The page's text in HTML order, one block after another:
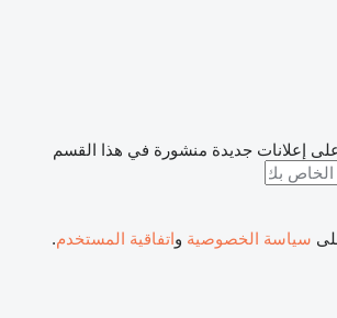
إعلانات جديدة منشورة في هذا القسم
سياسة الخصوصية واتفاقية المستخدم.